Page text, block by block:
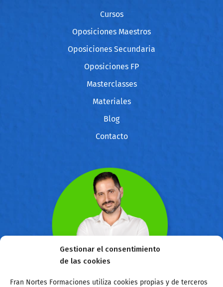
Gestionar el consentimiento
de las cookies
Fran Nortes Formaciones utiliza cookies propias y de terceros
Cursos
Oposiciones Maestros
Oposiciones Secundaria
Oposiciones FP
Masterclasses
Materiales
Blog
Contacto